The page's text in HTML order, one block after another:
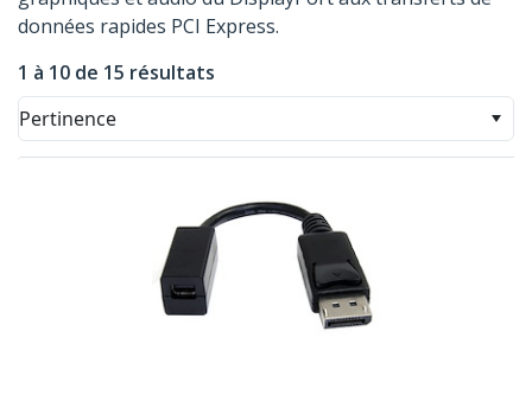
données rapides PCI Express.
1 à 10 de 15 résultats
Pertinence